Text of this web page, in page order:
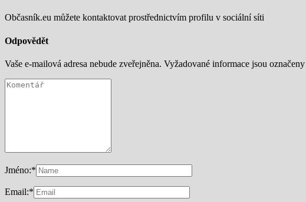
Občasník.eu můžete kontaktovat prostřednictvím profilu v sociální síti
Odpovědět
Vaše e-mailová adresa nebude zveřejněna. Vyžadované informace jsou označeny
Jméno:*
Email:*